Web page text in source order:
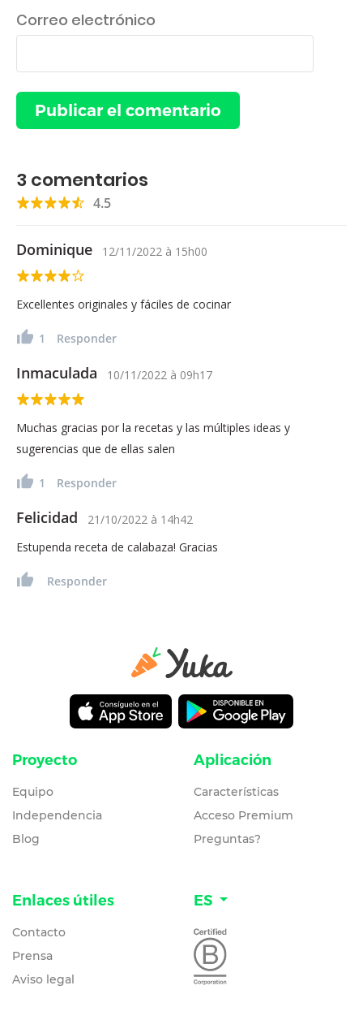
Correo electrónico
3 comentarios
4.5
Dominique 12/11/2022 à 15h00
Excellentes originales y fáciles de cocinar
1 Responder
Inmaculada 10/11/2022 à 09h17
Muchas gracias por la recetas y las múltiples ideas y
sugerencias que de ellas salen
1 Responder
Felicidad 21/10/2022 à 14h42
Estupenda receta de calabaza! Gracias
Responder
Proyecto
Equipo
Independencia
Blog
Aplicación
Características
Acceso Premium
Preguntas?
Enlaces útiles
Contacto
Prensa
Aviso legal
ES